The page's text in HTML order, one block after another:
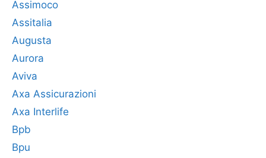
Assimoco
Assitalia
Augusta
Aurora
Aviva
Axa Assicurazioni
Axa Interlife
Bpb
Bpu